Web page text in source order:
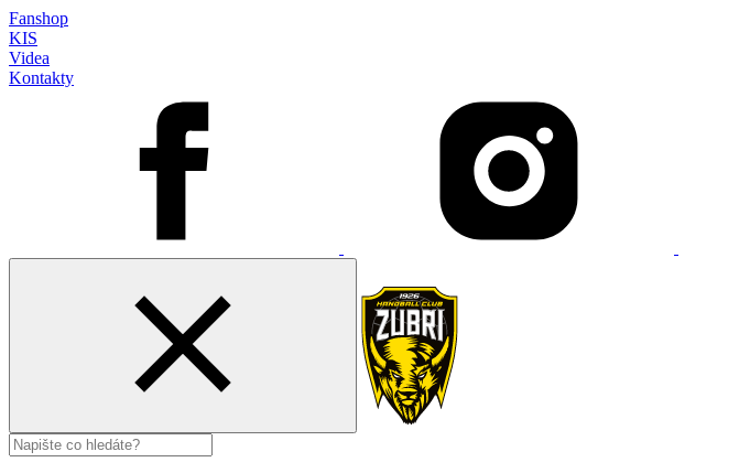
Fanshop
KIS
Videa
Kontakty